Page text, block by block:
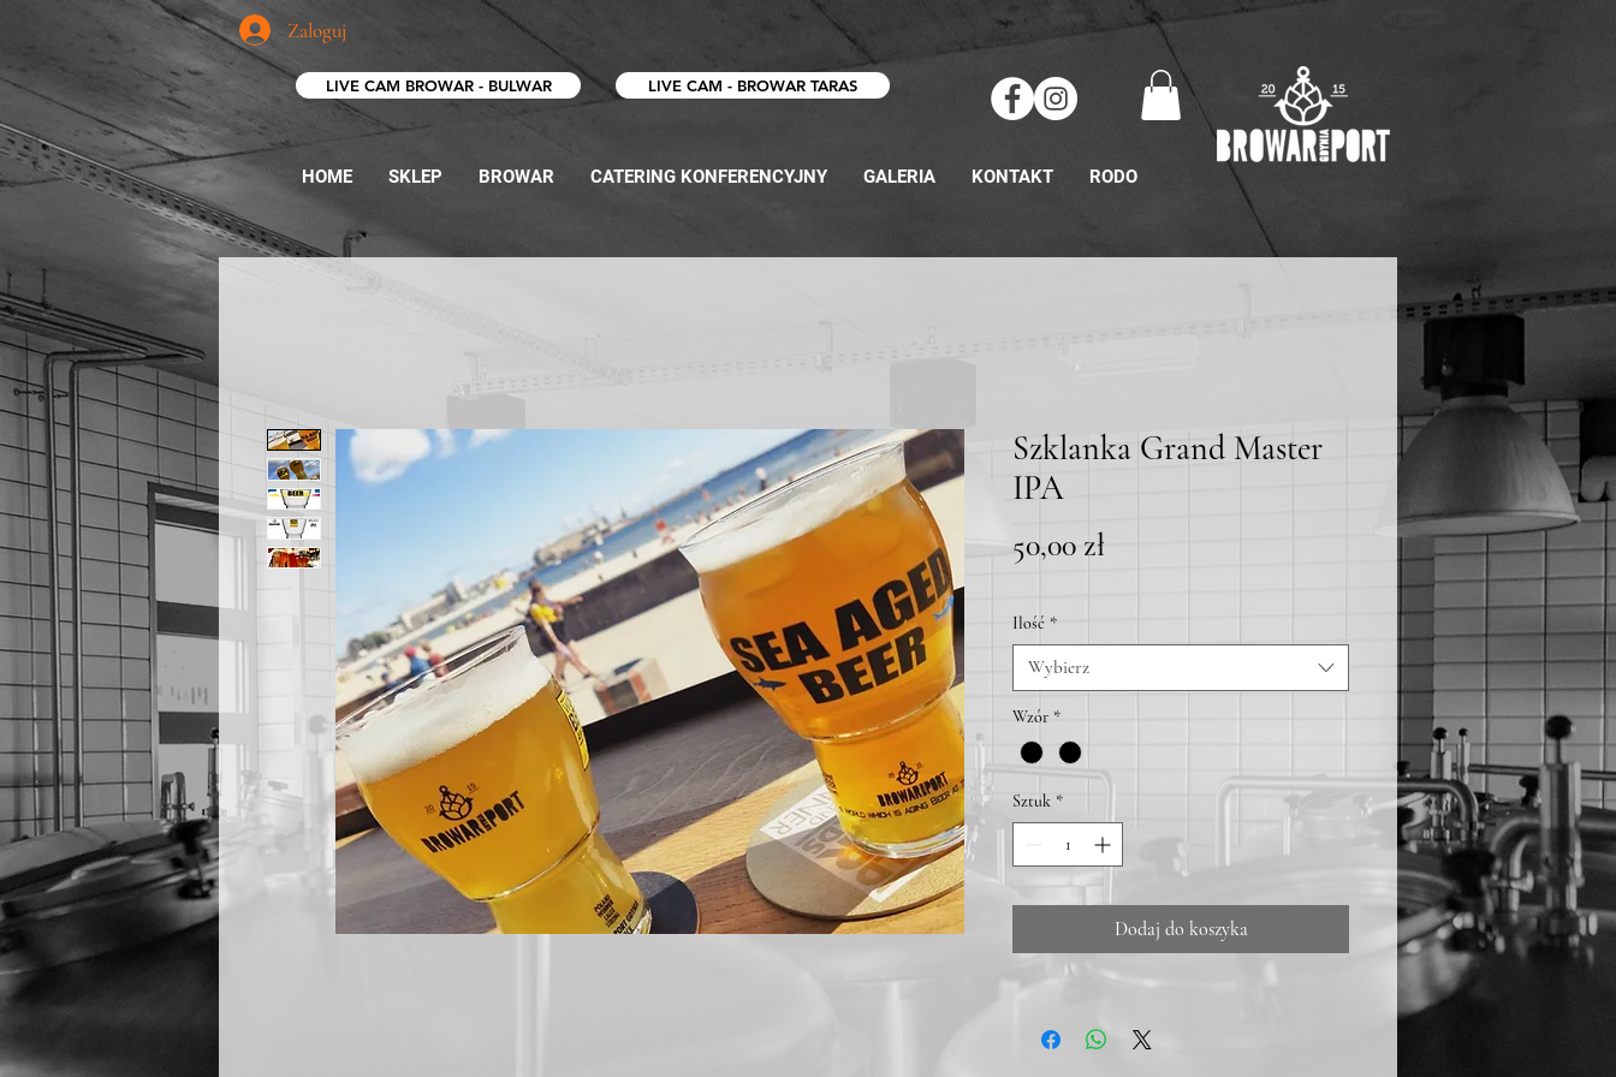
Zaloguj
LIVE CAM BROWAR - BULWAR LIVE CAM - BROWAR TARAS
HOME SKLEP BROWAR CATERING KONFERENCYJNY GALERIA KONTAKT RODO
Szklanka Grand Master
IPA
50,00 zł
Ilość *
Wybierz
Wzór *
Sztuk *
Dodaj do koszyka